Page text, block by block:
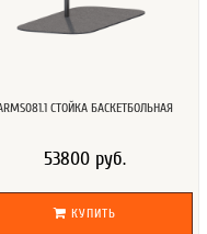
СТОЙКА БАСКЕТБОЛЬНАЯ
53800 руб.
КУПИТЬ